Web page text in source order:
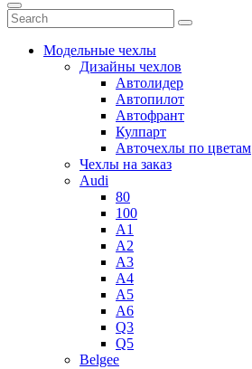
Модельные чехлы
Дизайны чехлов
Автолидер
Автопилот
Автофрант
Кулпарт
Авточехлы по цветам
Чехлы на заказ
Audi
80
100
A1
A2
A3
A4
A5
A6
Q3
Q5
Belgee